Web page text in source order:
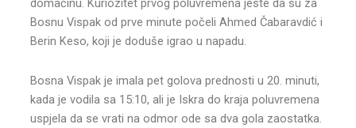
domaćinu. Kuriozitet prvog poluvremena jeste da su za
Bosnu Vispak od prve minute počeli Ahmed Čabaravdić i
Berin Keso, koji je doduše igrao u napadu.
Bosna Vispak je imala pet golova prednosti u 20. minuti,
kada je vodila sa 15:10, ali je Iskra do kraja poluvremena
uspjela da se vrati na odmor ode sa dva gola zaostatka.